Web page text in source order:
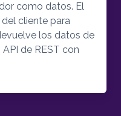
como datos. El
cliente para
los datos de
de REST con